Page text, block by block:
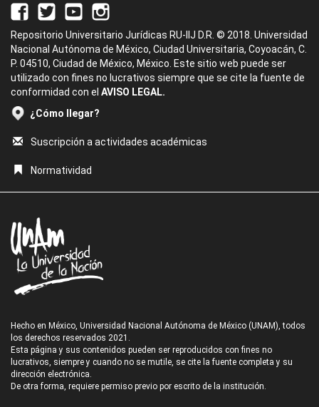
Repositorio Universitario Jurídicas RU-IIJ D.R. © 2018. Universidad
Nacional Autónoma de México, Ciudad Universitaria, Coyoacán, C.
P. 04510, Ciudad de México, México. Este sitio web puede ser
utilizado con fines no lucrativos siempre que se cite la fuente de
conformidad con el AVISO LEGAL.
¿Cómo llegar?
Suscripción a actividades académicas
Normatividad
Hecho en México, Universidad Nacional Autónoma de México (UNAM), todos
los derechos reservados 2021.
Esta página y sus contenidos pueden ser reproducidos con fines no
lucrativos, siempre y cuando no se mutile, se cite la fuente completa y su
dirección electrónica.
De otra forma, requiere permiso previo por escrito de la institución.